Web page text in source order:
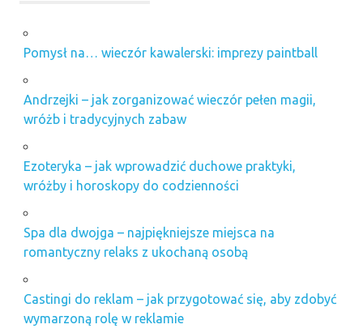
Pomysł na… wieczór kawalerski: imprezy paintball
Andrzejki – jak zorganizować wieczór pełen magii,
wróżb i tradycyjnych zabaw
Ezoteryka – jak wprowadzić duchowe praktyki,
wróżby i horoskopy do codzienności
Spa dla dwojga – najpiękniejsze miejsca na
romantyczny relaks z ukochaną osobą
Castingi do reklam – jak przygotować się, aby zdobyć
wymarzoną rolę w reklamie